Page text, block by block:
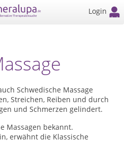
Login
Schwedische Massage
Streichen, Reiben und durch
und Schmerzen gelindert.
Massagen bekannt.
erwähnt die Klassische